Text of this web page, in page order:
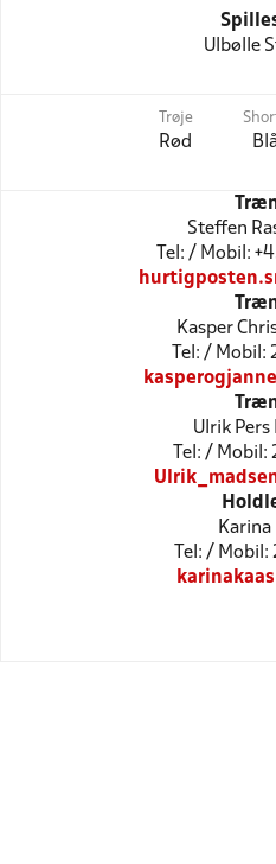
Ulbølle
Trøje
Rød
Steffen
Tel: / Mobil:
Kasper
Tel: /
Ulrik Pers
Tel: /
Karina
Tel: /